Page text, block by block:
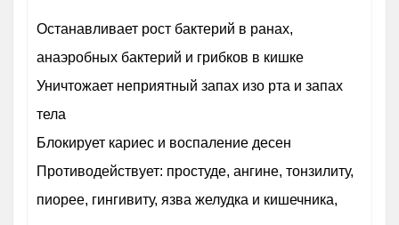
Останавливает рост бактерий в ранах,
анаэробных бактерий и грибков в кишке
Уничтожает неприятный запах изо рта и запах
тела
Блокирует кариес и воспаление десен
Противодействует: простуде, ангине, тонзилиту,
пиорее, гингивиту, язва желудка и кишечника,